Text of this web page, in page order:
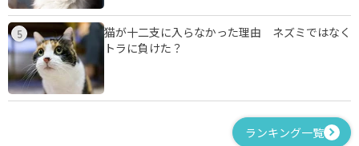
5
猫が十二支に入らなかった理由 ネズミではなく
トラに負けた？
ランキング一覧